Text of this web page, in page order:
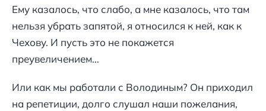
Ему казалось, что слабо, а мне казалось, что там
нельзя убрать запятой, я относился к ней, как к
Чехову. И пусть это не покажется
преувеличением…
Или как мы работали с Володиным? Он приходил
на репетиции, долго слушал наши пожелания,